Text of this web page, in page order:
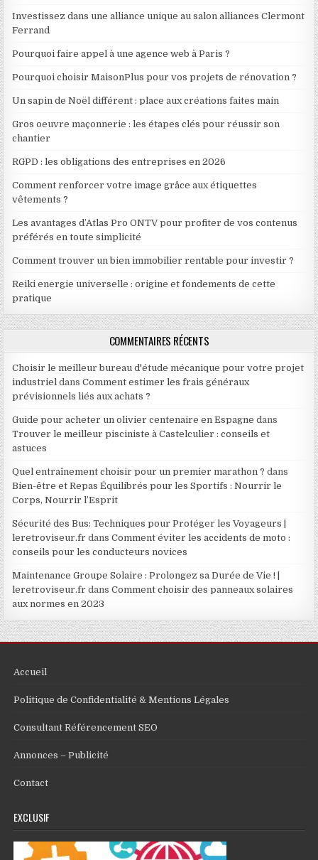
Investissez dans une alliance unique au salon alliances Clermont
Ferrand
Pourquoi faire appel à une agence web à Paris ?
Pourquoi choisir MaisonPlus pour vos projets de rénovation ?
Un sapin de Noël différent : place aux créations faites main
Gros oeuvre maçonnerie : les étapes clés pour réussir son
chantier
RGPD : les obligations des entreprises en 2026
Comment renforcer votre image grâce aux étiquettes
vêtements ?
Les avantages d’Atlas Pro ONTV pour profiter de vos contenus
préférés en toute simplicité
Comment trouver un bien immobilier rentable pour investir ?
Reiki energie universelle : origine et fondements de cette
pratique
COMMENTAIRES RÉCENTS
Choisir le meilleur bureau d'étude mécanique pour votre projet
industriel dansComment estimer les frais généraux
prévisionnels liés aux achats ?
Guide pour acheter un olivier centenaire en Espagne dans
Trouver le meilleur pisciniste à Castelculier : conseils et
astuces
Quel entraînement choisir pour un premier marathon ? dans
Bien-être et Repas Équilibrés pour les Sportifs : Nourrir le
Corps, Nourrir l’Esprit
Sécurité des Bus: Techniques pour Protéger les Voyageurs |
leretroviseur.fr dansComment éviter les accidents de moto :
conseils pour les conducteurs novices
Maintenance Groupe Solaire : Prolongez sa Durée de Vie ! |
leretroviseur.fr dansComment choisir des panneaux solaires
aux normes en 2023
Accueil
Politique de Confidentialité & Mentions Légales
Consultant Référencement SEO
Annonces – Publicité
Contact
EXCLUSIF